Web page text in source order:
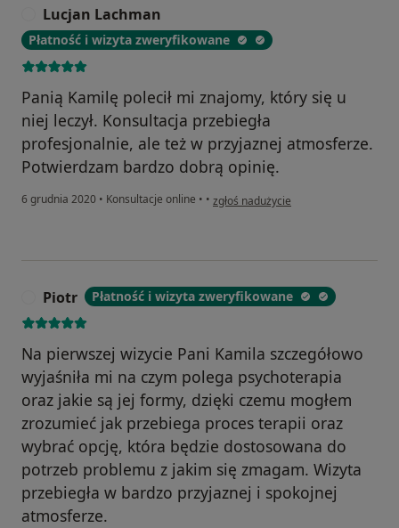
Lucjan Lachman
Płatność i wizyta zweryfikowane
Panią Kamilę polecił mi znajomy, który się u
niej leczył. Konsultacja przebiegła
profesjonalnie, ale też w przyjaznej atmosferze.
Potwierdzam bardzo dobrą opinię.
6 grudnia 2020 • Konsultacje online • • w opinii użytkownika Lucjan Lachman
zgłoś nadużycie
Piotr Płatność i wizyta zweryfikowane
Na pierwszej wizycie Pani Kamila szczegółowo
wyjaśniła mi na czym polega psychoterapia
oraz jakie są jej formy, dzięki czemu mogłem
zrozumieć jak przebiega proces terapii oraz
wybrać opcję, która będzie dostosowana do
potrzeb problemu z jakim się zmagam. Wizyta
przebiegła w bardzo przyjaznej i spokojnej
atmosferze.